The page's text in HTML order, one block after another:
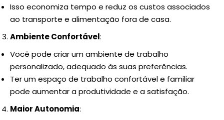
Isso economiza tempo e reduz os custos associados
ao transporte e alimentação fora de casa.
Ambiente Confortável:
Você pode criar um ambiente de trabalho
personalizado, adequado às suas preferências.
Ter um espaço de trabalho confortável e familiar
pode aumentar a produtividade e a satisfação.
Maior Autonomia: